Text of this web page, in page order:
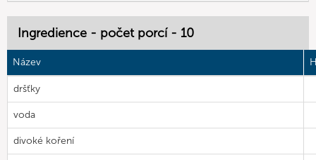
Ingredience - počet porcí - 10
Název
dršťky
voda
divoké koření